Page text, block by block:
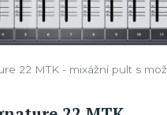
22 MTK - mixážní pult s